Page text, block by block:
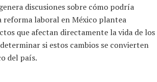
discusiones sobre cómo podría
reforma laboral en México plantea
que afectan directamente la vida de los
si estos cambios se convierten
del país.